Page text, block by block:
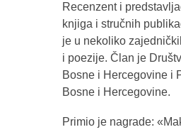
Recenzent i
knjiga i stručnih
je u nekoliko
i poezije. Član je
Bosne i Hercegovine i
Bosne i Hercegovine.
Primio je nagrade: